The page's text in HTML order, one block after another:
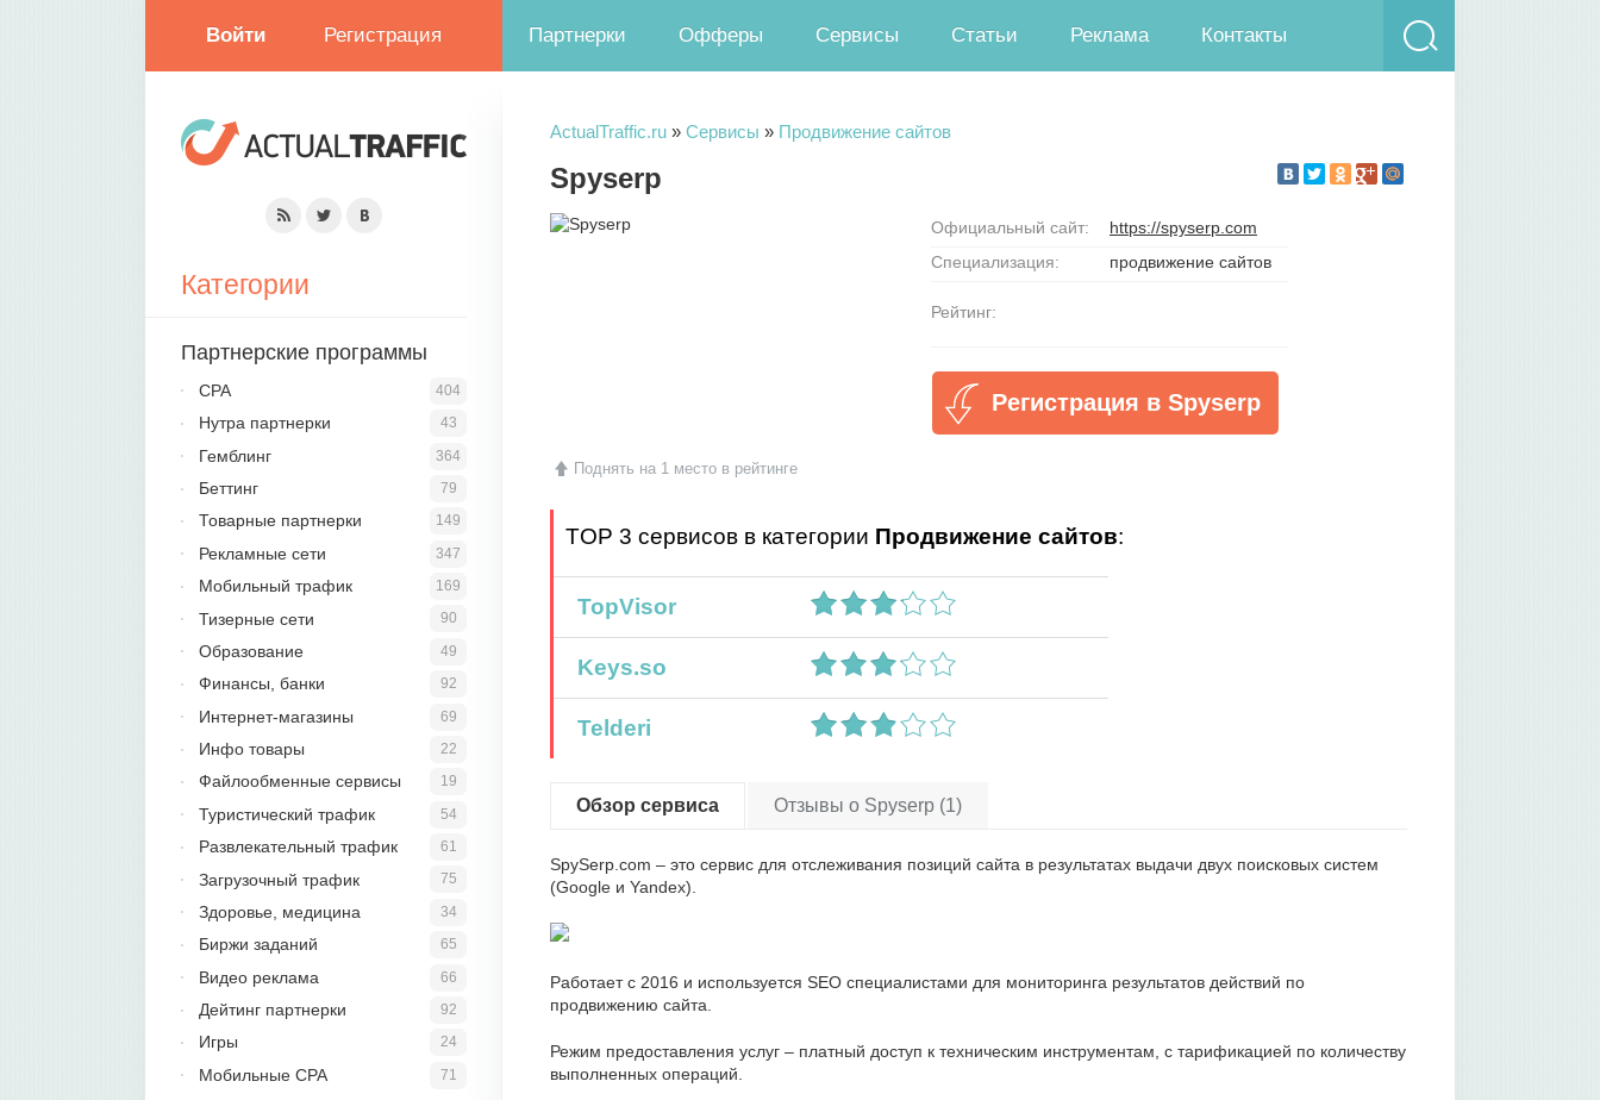
Войти Регистрация Партнерки Офферы Сервисы Статьи Реклама Контакты
ActualTraffic.ru » Сервисы » Продвижение сайтов
Spyserp
Поднять на 1 место в рейтинге
Официальный сайт:
https://spyserp.com
Специализация:
продвижение сайтов
Рейтинг:
Регистрация в Spyserp
TOP 3 сервисов в категории Продвижение сайтов:
TopVisor
Keys.so
Telderi
Обзор сервиса Отзывы о Spyserp (1)
SpySerp.com – это сервис для отслеживания позиций сайта в результатах выдачи двух поисковых систем
(Google и Yandex).
Работает с 2016 и используется SEO специалистами для мониторинга результатов действий по
продвижению сайта.
Режим предоставления услуг – платный доступ к техническим инструментам, с тарификацией по количеству
выполненных операций.
Категории
Партнерские программы
404
CPA
43
Нутра партнерки
364
Гемблинг
79
Беттинг
149
Товарные партнерки
347
Рекламные сети
169
Мобильный трафик
90
Тизерные сети
49
Образование
92
Финансы, банки
69
Интернет-магазины
22
Инфо товары
19
Файлообменные сервисы
54
Туристический трафик
61
Развлекательный трафик
75
Загрузочный трафик
34
Здоровье, медицина
65
Биржи заданий
66
Видео реклама
92
Дейтинг партнерки
24
Игры
71
Мобильные CPA